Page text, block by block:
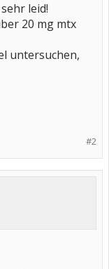
leid!
20 mg mtx
untersuchen,
#2